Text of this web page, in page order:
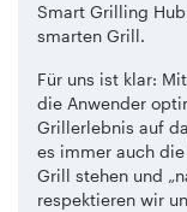
Smart Grilling
smarten Grill.
Für uns ist klar:
die Anwender
Grillerlebnis auf
es immer auch
Grill stehen und
respektieren wir